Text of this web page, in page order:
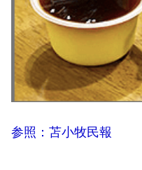
参照：苫小牧民報